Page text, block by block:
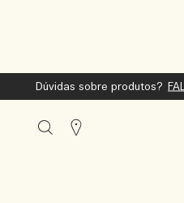
Dúvidas sobre produtos?
Stores